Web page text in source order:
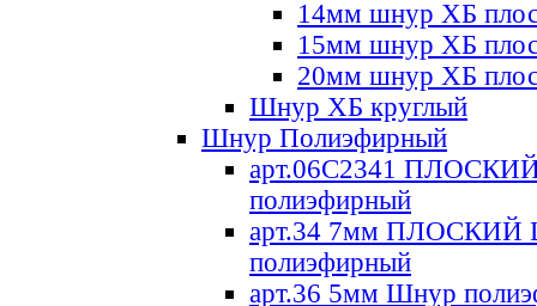
14мм шнур ХБ
15мм шнур ХБ
20мм шнур ХБ
Шнур ХБ круглый
Шнур Полиэфирный
арт.06С2341
полиэфирный
арт.34 7мм ПЛОСКИЙ
полиэфирный
арт.36 5мм Шнур